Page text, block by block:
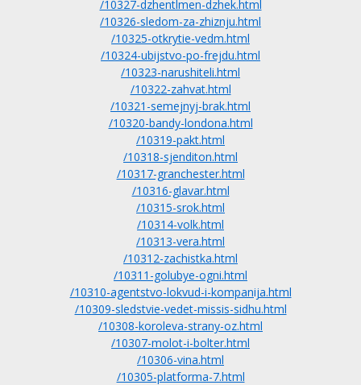
/10327-dzhentlmen-dzhek.html
/10326-sledom-za-zhiznju.html
/10325-otkrytie-vedm.html
/10324-ubijstvo-po-frejdu.html
/10323-narushiteli.html
/10322-zahvat.html
/10321-semejnyj-brak.html
/10320-bandy-londona.html
/10319-pakt.html
/10318-sjenditon.html
/10317-granchester.html
/10316-glavar.html
/10315-srok.html
/10314-volk.html
/10313-vera.html
/10312-zachistka.html
/10311-golubye-ogni.html
/10310-agentstvo-lokvud-i-kompanija.html
/10309-sledstvie-vedet-missis-sidhu.html
/10308-koroleva-strany-oz.html
/10307-molot-i-bolter.html
/10306-vina.html
/10305-platforma-7.html